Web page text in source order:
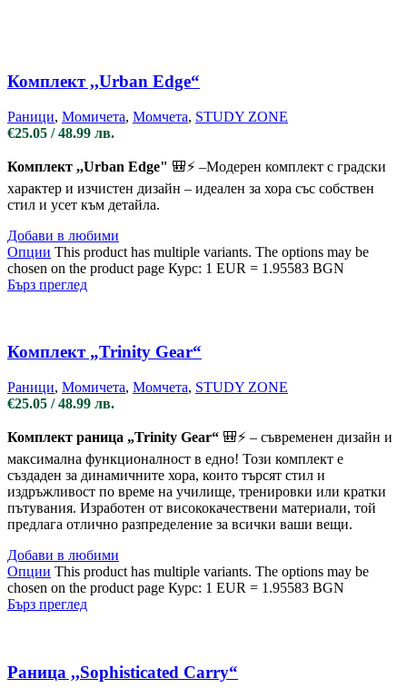
Комплект ,,Urban Edge“
Раници, Момичета, Момчета, STUDY ZONE
€25.05 / 48.99 лв.
Комплект ,,Urban Edge" 🎒⚡ –Модерен комплект с градски
характер и изчистен дизайн – идеален за хора със собствен
стил и усет към детайла.
Добави в любими
Опции This product has multiple variants. The options may be
chosen on the product page Курс: 1 EUR = 1.95583 BGN
Бърз преглед
Комплект „Trinity Gear“
Раници, Момичета, Момчета, STUDY ZONE
€25.05 / 48.99 лв.
Комплект раница „Trinity Gear“ 🎒⚡ – съвременен дизайн и
максимална функционалност в едно! Този комплект е
създаден за динамичните хора, които търсят стил и
издръжливост по време на училище, тренировки или кратки
пътувания. Изработен от висококачествени материали, той
предлага отлично разпределение за всички ваши вещи.
Добави в любими
Опции This product has multiple variants. The options may be
chosen on the product page Курс: 1 EUR = 1.95583 BGN
Бърз преглед
Раница ,,Sophisticated Carry“